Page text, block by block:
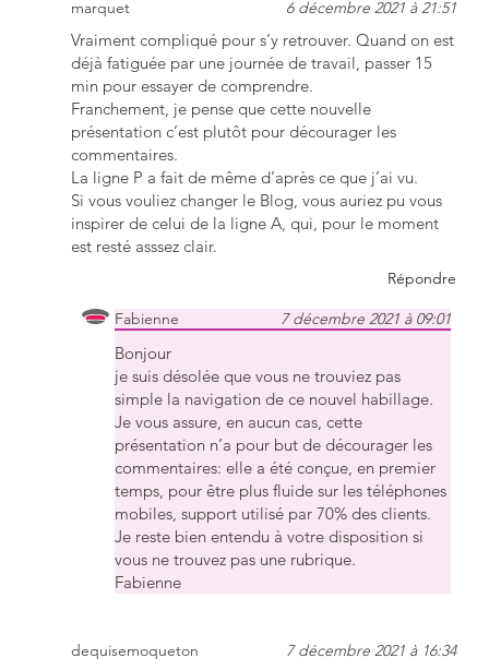
marquet 6 décembre 2021 à 21:51
Vraiment compliqué pour s’y retrouver. Quand on est
déjà fatiguée par une journée de travail, passer 15
min pour essayer de comprendre.
Franchement, je pense que cette nouvelle
présentation c’est plutôt pour décourager les
commentaires.
La ligne P a fait de même d’après ce que j’ai vu.
Si vous vouliez changer le Blog, vous auriez pu vous
inspirer de celui de la ligne A, qui, pour le moment
est resté asssez clair.
Répondre
Fabienne 7 décembre 2021 à 09:01
Bonjour
je suis désolée que vous ne trouviez pas
simple la navigation de ce nouvel habillage.
Je vous assure, en aucun cas, cette
présentation n’a pour but de décourager les
commentaires: elle a été conçue, en premier
temps, pour être plus fluide sur les téléphones
mobiles, support utilisé par 70% des clients.
Je reste bien entendu à votre disposition si
vous ne trouvez pas une rubrique.
Fabienne
dequisemoqueton 7 décembre 2021 à 16:34